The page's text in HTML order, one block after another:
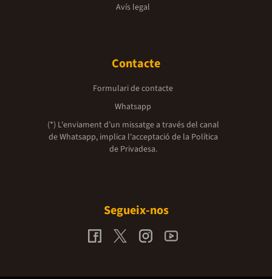
Avís legal
Contacte
Formulari de contacte
Whatsapp
(*) L'enviament d’un missatge a través del canal
de Whatsapp, implica l'acceptació de la Política
de Privadesa.
Segueix-nos